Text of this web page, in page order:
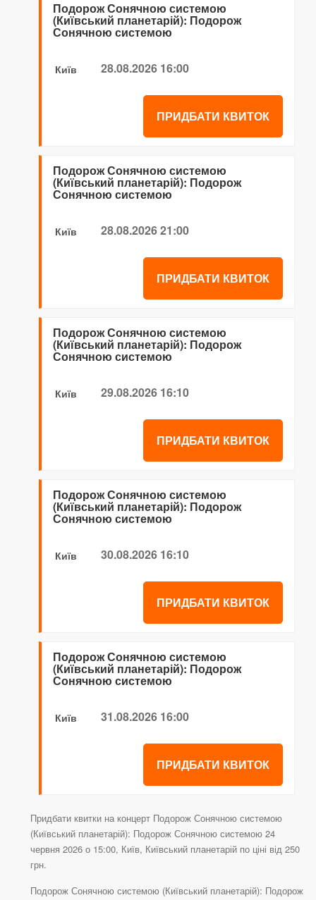
Подорож Сонячною системою
(Київський планетарій): Подорож
Сонячною системою
Київ 28.08.2026 16:00
ПРИДБАТИ КВИТОК
Подорож Сонячною системою
(Київський планетарій): Подорож
Сонячною системою
Київ 28.08.2026 21:00
ПРИДБАТИ КВИТОК
Подорож Сонячною системою
(Київський планетарій): Подорож
Сонячною системою
Київ 29.08.2026 16:10
ПРИДБАТИ КВИТОК
Подорож Сонячною системою
(Київський планетарій): Подорож
Сонячною системою
Київ 30.08.2026 16:10
ПРИДБАТИ КВИТОК
Подорож Сонячною системою
(Київський планетарій): Подорож
Сонячною системою
Київ 31.08.2026 16:00
ПРИДБАТИ КВИТОК
Придбати квитки на концерт Подорож Сонячною системою
(Київський планетарій): Подорож Сонячною системою 24
червня 2026 о 15:00, Київ, Київський планетарій по ціні від 250
грн.
Подорож Сонячною системою (Київський планетарій): Подорож